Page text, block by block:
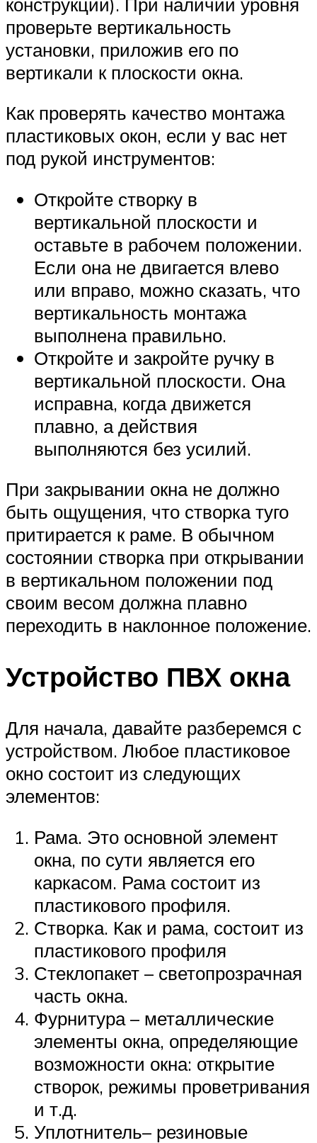
проверьте вертикальность
установки, приложив его по
вертикали к плоскости окна.
Как проверять качество монтажа
пластиковых окон, если у вас нет
под рукой инструментов:
Откройте створку в
вертикальной плоскости и
оставьте в рабочем положении.
Если она не двигается влево
или вправо, можно сказать, что
вертикальность монтажа
выполнена правильно.
Откройте и закройте ручку в
вертикальной плоскости. Она
исправна, когда движется
плавно, а действия
выполняются без усилий.
При закрывании окна не должно
быть ощущения, что створка туго
притирается к раме. В обычном
состоянии створка при открывании
в вертикальном положении под
своим весом должна плавно
переходить в наклонное положение.
Устройство ПВХ окна
Для начала, давайте разберемся с
устройством. Любое пластиковое
окно состоит из следующих
элементов:
Рама. Это основной элемент
окна, по сути является его
каркасом. Рама состоит из
пластикового профиля.
Створка. Как и рама, состоит из
пластикового профиля
Стеклопакет – светопрозрачная
часть окна.
Фурнитура – металлические
элементы окна, определяющие
возможности окна: открытие
створок, режимы проветривания
и т.д.
Уплотнитель– резиновые